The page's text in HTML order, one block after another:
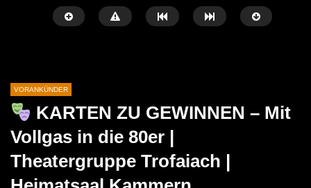
VORSCHAU: Die Heiratskandidaten –
Obersteirische Volksbühne
(Gewinnspiel!)
Pressekonferenz des
2025
VORANKÜNDER
KARTEN ZU GEWINNEN – Mit
Vollgas in die 80er |
Theatergruppe Trofaiach |